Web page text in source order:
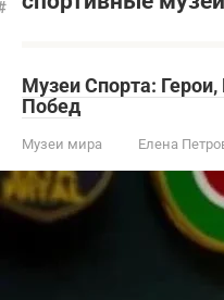
Музеи Спорта:
Побед
Музеи мира Елена